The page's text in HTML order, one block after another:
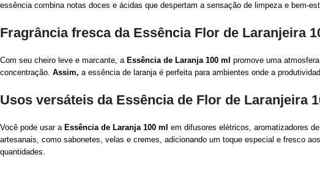
essência combina notas doces e ácidas que despertam a sensação de limpeza e bem-
Fragrância fresca da Essência Flor de Laranjeira
Com seu cheiro leve e marcante, a Essência de Laranja 100 ml promove uma
concentração. Assim, a essência de laranja é perfeita para ambientes onde a
Usos versáteis da Essência de Flor de Laranjeira
Você pode usar a Essência de Laranja 100 ml em difusores elétricos, aromatizadores
artesanais, como sabonetes, velas e cremes, adicionando um toque especial e fresco
quantidades.